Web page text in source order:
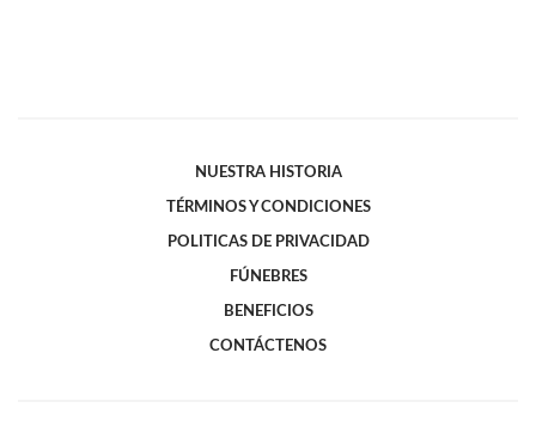
NUESTRA HISTORIA
TÉRMINOS Y CONDICIONES
POLITICAS DE PRIVACIDAD
FÚNEBRES
BENEFICIOS
CONTÁCTENOS